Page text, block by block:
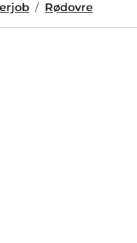
Rødovre